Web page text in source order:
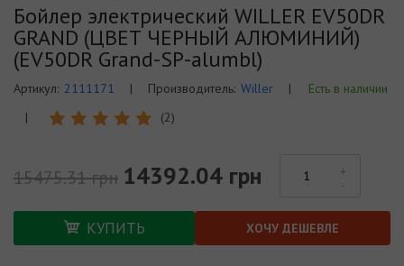
Бойлер электрический WILLER EV50DR
GRAND (ЦВЕТ ЧЕРНЫЙ АЛЮМИНИЙ)
(EV50DR Grand-SP-alumbl)
Артикул: 2111171 | Производитель: Willer |
Есть в наличии
|
(2)
15475.31 грн 14392.04 грн
КУПИТЬ ХОЧУ ДЕШЕВЛЕ